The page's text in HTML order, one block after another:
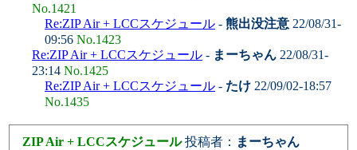
No.1421
Re:ZIP Air + LCCスケジュール - 熊出没注意 22/08/31-
09:56 No.1423
Re:ZIP Air + LCCスケジュール - まーちゃん 22/08/31-
23:14 No.1425
Re:ZIP Air + LCCスケジュール - たけ 22/09/02-18:57
No.1435
ZIP Air + LCCスケジュール投稿者： まーちゃん